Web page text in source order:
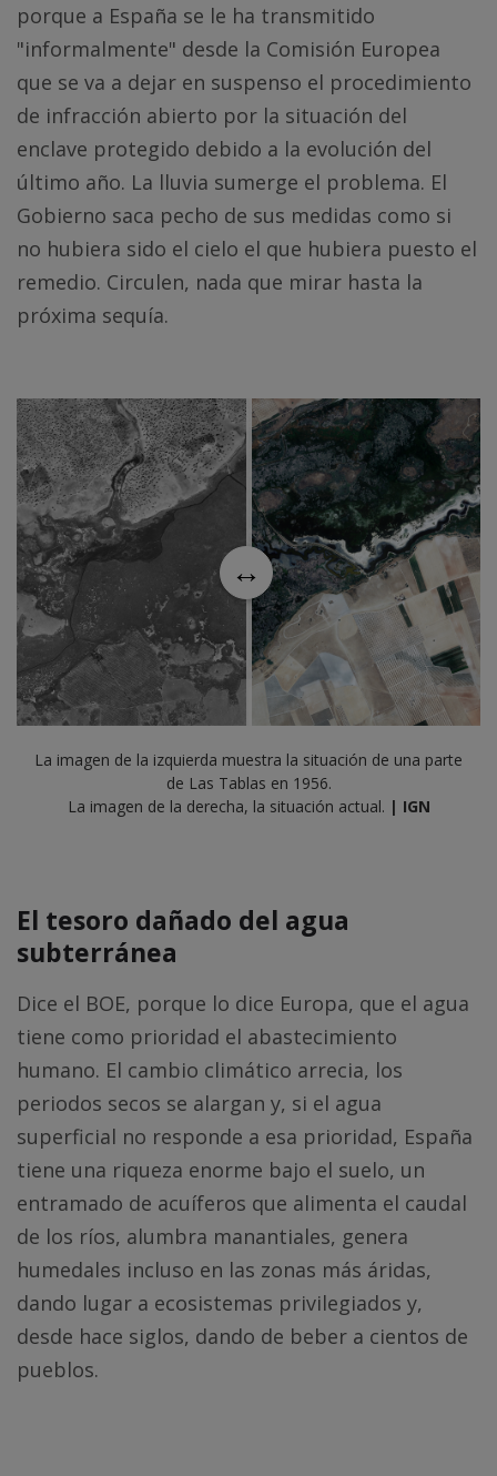
porque a España se le ha transmitido
"informalmente" desde la Comisión Europea
que se va a dejar en suspenso el procedimiento
de infracción abierto por la situación del
enclave protegido debido a la evolución del
último año. La lluvia sumerge el problema. El
Gobierno saca pecho de sus medidas como si
no hubiera sido el cielo el que hubiera puesto el
remedio. Circulen, nada que mirar hasta la
próxima sequía.
La imagen de la izquierda muestra la situación de una parte
de Las Tablas en 1956.
La imagen de la derecha, la situación actual. | IGN
El tesoro dañado del agua
subterránea
Dice el BOE, porque lo dice Europa, que el agua
tiene como prioridad el abastecimiento
humano. El cambio climático arrecia, los
periodos secos se alargan y, si el agua
superficial no responde a esa prioridad, España
tiene una riqueza enorme bajo el suelo, un
entramado de acuíferos que alimenta el caudal
de los ríos, alumbra manantiales, genera
humedales incluso en las zonas más áridas,
dando lugar a ecosistemas privilegiados y,
desde hace siglos, dando de beber a cientos de
pueblos.